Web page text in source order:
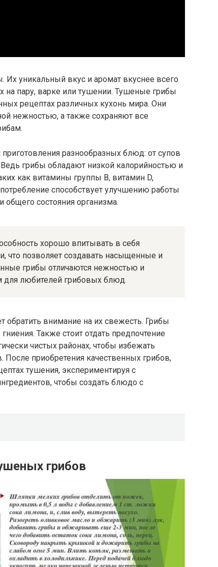
Их уникальный вкус и аромат вкуснее всего
на пару, варке или тушении. Тушеные грибы
рецептах различных кухонь мира. Они
нежностью, а также сохраняют все
разнообразных блюд: от супов
грибы обладают низкой калорийностью и
как витамины группы В, витамин D,
способствует улучшению работы
состояния организма.
хорошо впитывать в себя
что позволяет создавать насыщенные и
грибы отличаются нежностью и
для любителей грибовых блюд.
обратить внимание на их свежесть. Грибы
Также стоит отдать предпочтение
чистых районах, чтобы избежать
приобретения качественных грибов,
тушения, экспериментируя с
чтобы создать блюдо с
грибов